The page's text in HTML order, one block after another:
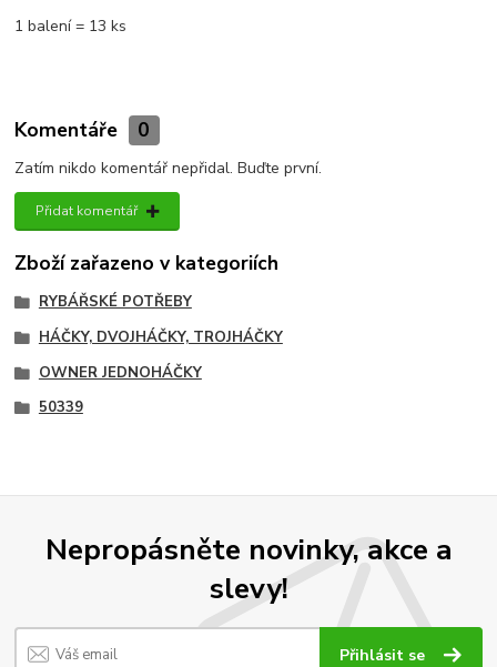
1 balení = 13 ks
Komentáře 0
Zatím nikdo komentář nepřidal. Buďte první.
Přidat komentář
Zboží zařazeno v kategoriích
RYBÁŘSKÉ POTŘEBY
HÁČKY, DVOJHÁČKY, TROJHÁČKY
OWNER JEDNOHÁČKY
50339
Nepropásněte novinky, akce a
slevy!
Přihlásit se